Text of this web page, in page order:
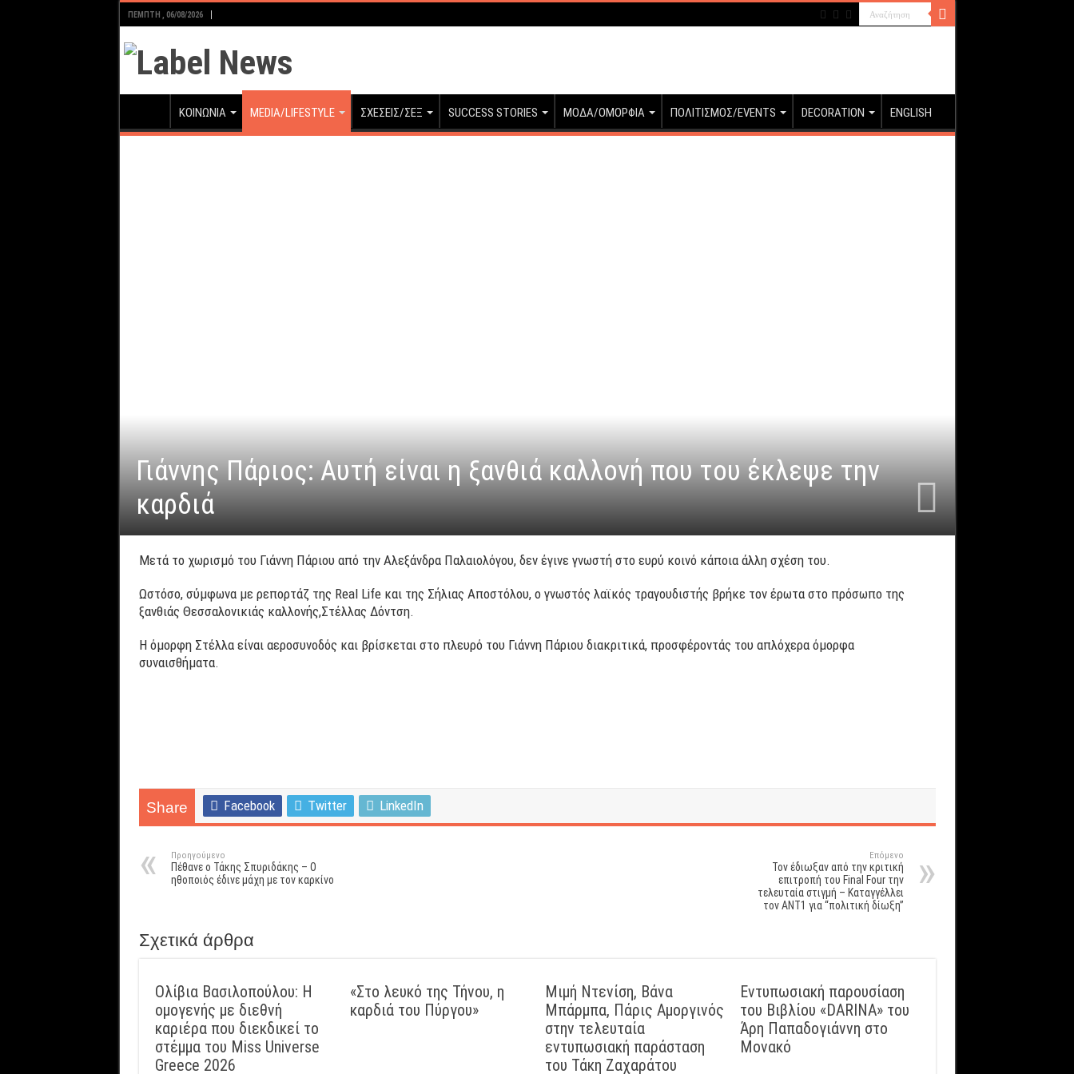
ΠΈΜΠΤΗ , 06/08/2026
ΚΟΙΝΩΝΙΑ MEDIA/LIFESTYLE ΣΧΕΣΕΙΣ/ΣΕΞ SUCCESS STORIES ΜΟΔΑ/ΟΜΟΡΦΙΑ ΠΟΛΙΤΙΣΜΟΣ/EVENTS DECORATION ENGLISH
Γιάννης Πάριος: Αυτή είναι η ξανθιά καλλονή που του έκλεψε την
καρδιά
Μετά το χωρισμό του Γιάννη Πάριου από την Αλεξάνδρα Παλαιολόγου, δεν έγινε γνωστή στο ευρύ κοινό κάποια άλλη σχέση του.
Ωστόσο, σύμφωνα με ρεπορτάζ της Real Life και της Σήλιας Αποστόλου, ο γνωστός λαϊκός τραγουδιστής βρήκε τον έρωτα στο πρόσωπο της
ξανθιάς Θεσσαλονικιάς καλλονής,Στέλλας Δόντση.
Η όμορφη Στέλλα είναι αεροσυνοδός και βρίσκεται στο πλευρό του Γιάννη Πάριου διακριτικά, προσφέροντάς του απλόχερα όμορφα
συναισθήματα.
Share Facebook Twitter LinkedIn
Προηγούμενο
Πέθανε ο Τάκης Σπυριδάκης – Ο
ηθοποιός έδινε μάχη με τον καρκίνο
Επόμενο
Τον έδιωξαν από την κριτική
επιτροπή του Final Four την
τελευταία στιγμή – Καταγγέλλει
τον ANT1 για “πολιτική δίωξη”
Σχετικά άρθρα
Ολίβια Βασιλοπούλου: Η
ομογενής με διεθνή
καριέρα που διεκδικεί το
στέμμα του Miss Universe
Greece 2026
«Στο λευκό της Τήνου, η
καρδιά του Πύργου»
Μιμή Ντενίση, Βάνα
Μπάρμπα, Πάρις Αμοργινός
στην τελευταία
εντυπωσιακή παράσταση
του Τάκη Ζαχαράτου
Εντυπωσιακή παρουσίαση
του Βιβλίου «DARINA» του
Άρη Παπαδογιάννη στο
Μονακό